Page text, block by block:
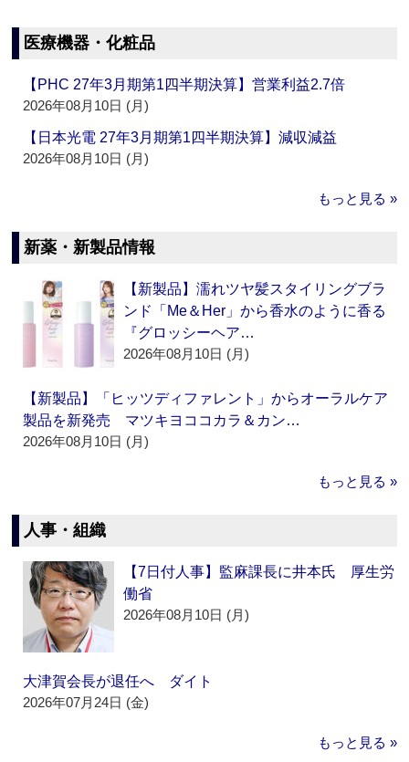
医療機器・化粧品
【PHC 27年3月期第1四半期決算】営業利益2.7倍
2026年08月10日 (月)
【日本光電 27年3月期第1四半期決算】減収減益
2026年08月10日 (月)
もっと見る »
新薬・新製品情報
【新製品】濡れツヤ髪スタイリングブラ
ンド「Me＆Her」から香水のように香る
『グロッシーヘア…
2026年08月10日 (月)
【新製品】「ヒッツディファレント」からオーラルケア
製品を新発売 マツキヨココカラ＆カン…
2026年08月10日 (月)
もっと見る »
人事・組織
【7日付人事】監麻課長に井本氏 厚生労
働省
2026年08月10日 (月)
大津賀会長が退任へ ダイト
2026年07月24日 (金)
もっと見る »